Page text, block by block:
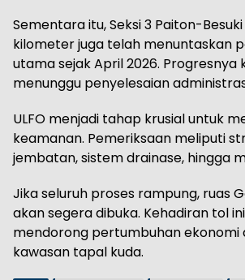
Sementara itu, Seksi 3 Paiton-
kilometer juga telah menuntaskan
utama sejak April 2026. Progresnya
menunggu penyelesaian
ULFO menjadi tahap krusial untuk
keamanan. Pemeriksaan meliputi
jembatan, sistem drainase, hingga
Jika seluruh proses rampung, ruas
akan segera dibuka. Kehadiran tol
mendorong pertumbuhan ekonomi
kawasan tapal kuda.